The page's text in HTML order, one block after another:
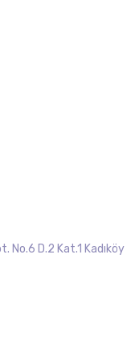
No.6 D.2 Kat.1 Kadıköy